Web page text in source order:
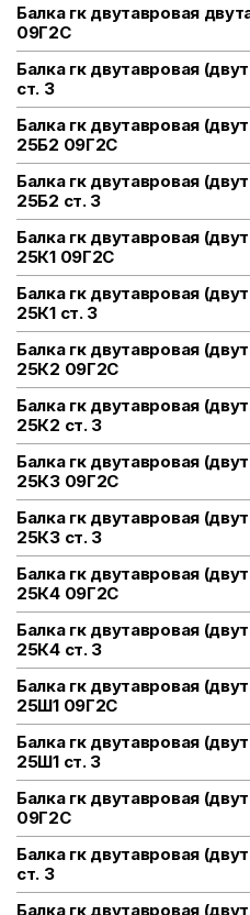
Балка гк двутавровая
09Г2С
Балка гк двутавровая
ст. 3
Балка гк двутавровая
25Б2 09Г2С
Балка гк двутавровая
25Б2 ст. 3
Балка гк двутавровая
25К1 09Г2С
Балка гк двутавровая
25К1 ст. 3
Балка гк двутавровая
25К2 09Г2С
Балка гк двутавровая
25К2 ст. 3
Балка гк двутавровая
25К3 09Г2С
Балка гк двутавровая
25К3 ст. 3
Балка гк двутавровая
25К4 09Г2С
Балка гк двутавровая
25К4 ст. 3
Балка гк двутавровая
25Ш1 09Г2С
Балка гк двутавровая
25Ш1 ст. 3
Балка гк двутавровая
09Г2С
Балка гк двутавровая
ст. 3
Балка гк двутавровая